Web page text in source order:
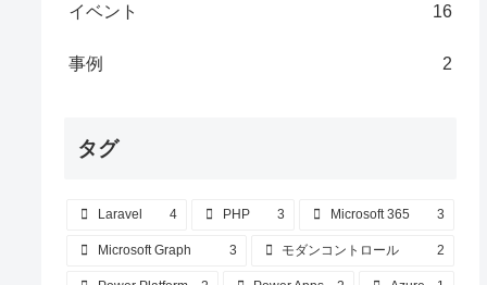
イベント 16
事例 2
タグ
Laravel 4 PHP 3 Microsoft 365 3
Microsoft Graph 3 モダンコントロール 2